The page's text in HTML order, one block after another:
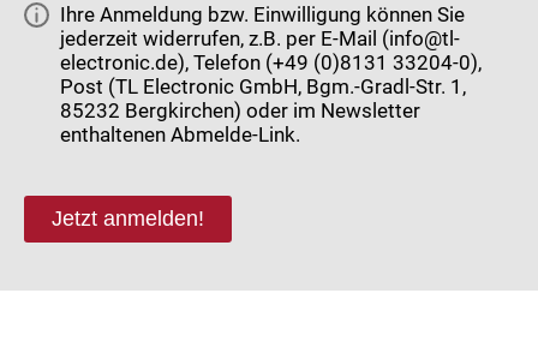
Ihre Anmeldung bzw. Einwilligung können Sie
jederzeit widerrufen, z.B. per E-Mail (info@tl-
electronic.de), Telefon (+49 (0)8131 33204-0),
Post (TL Electronic GmbH, Bgm.-Gradl-Str. 1,
85232 Bergkirchen) oder im Newsletter
enthaltenen Abmelde-Link.
Jetzt anmelden!